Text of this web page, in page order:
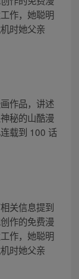
作，她聪明
时她父亲
作品，讲述
秘的山酷漫
载到 100 话
关信息提到
作的免费漫
作，她聪明
时她父亲